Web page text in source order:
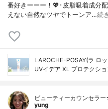
番好きーーー！💖･皮脂吸着成分
えない自然なツヤでトーンア…続
LAROCHE-POSAY(ラ ロ
UVイデア XL プロテクシ
ビューティーカウンセラ
yung